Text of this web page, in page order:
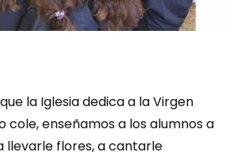
la Iglesia dedica a la Virgen
cole, enseñamos a los alumnos a
llevarle flores, a cantarle